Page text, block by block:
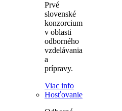
Prvé
slovenské
konzorcium
v oblasti
odborného
vzdelávania
a
prípravy.
Viac info
Hosťovanie